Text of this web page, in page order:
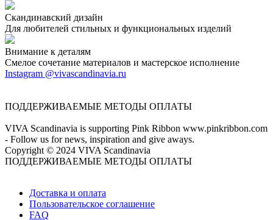
Скандинавский дизайн
Для любителей стильных и функциональных изделий
Внимание к деталям
Смелое сочетание материалов и мастерское исполнение
Instagram @vivascandinavia.ru
ПОДДЕРЖИВАЕМЫЕ МЕТОДЫ ОПЛАТЫ
VIVA Scandinavia is supporting Pink Ribbon www.pinkribbon.com
- Follow us for news, inspiration and give aways.
Copyright © 2024 VIVA Scandinavia
ПОДДЕРЖИВАЕМЫЕ МЕТОДЫ ОПЛАТЫ
Доставка и оплата
Пользовательское соглашение
FAQ